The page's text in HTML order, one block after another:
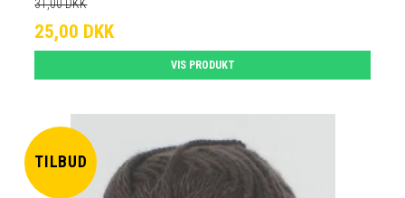
31,00 DKK
25,00 DKK
VIS PRODUKT
TILBUD